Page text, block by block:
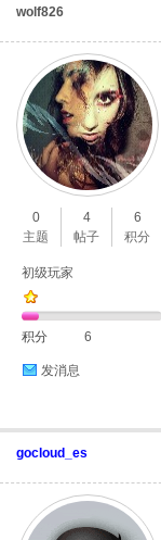
wolf826
0
主题
4
帖子
6
积分
初级玩家
积分 6
发消息
gocloud_es